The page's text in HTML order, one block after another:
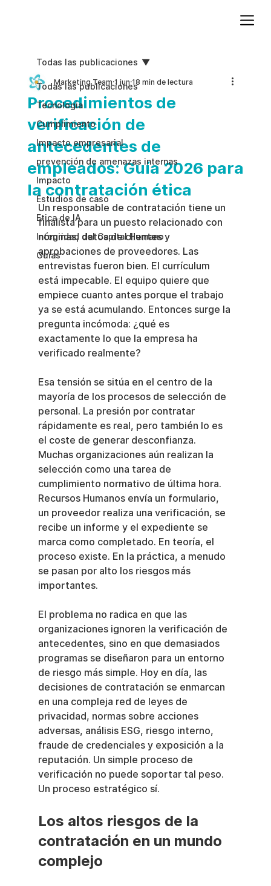
Todas las publicaciones
Tecnologia
Cumplimiento
Impacto empresarial
prevención de amenazas internas
Impacto
Estudios de caso
Etica de IA
Integridad del Capital Humano
Guias
Todas las publicaciones
Procedimientos de
verificación de
antecedentes de
empleados: Guía 2026 para
la contratación ética
Marketing Team 1 jun 18 min de lectura
Un responsable de contratación tiene un
finalista para un puesto relacionado con
nóminas, datos de clientes y
aprobaciones de proveedores. Las
entrevistas fueron bien. El currículum
está impecable. El equipo quiere que
empiece cuanto antes porque el trabajo
ya se está acumulando. Entonces surge la
pregunta incómoda: ¿qué es
exactamente lo que la empresa ha
verificado realmente?
Esa tensión se sitúa en el centro de la
mayoría de los procesos de selección de
personal. La presión por contratar
rápidamente es real, pero también lo es
el coste de generar desconfianza.
Muchas organizaciones aún realizan la
selección como una tarea de
cumplimiento normativo de última hora.
Recursos Humanos envía un formulario,
un proveedor realiza una verificación, se
recibe un informe y el expediente se
marca como completado. En teoría, el
proceso existe. En la práctica, a menudo
se pasan por alto los riesgos más
importantes.
El problema no radica en que las
organizaciones ignoren la verificación de
antecedentes, sino en que demasiados
programas se diseñaron para un entorno
de riesgo más simple. Hoy en día, las
decisiones de contratación se enmarcan
en una compleja red de leyes de
privacidad, normas sobre acciones
adversas, análisis ESG, riesgo interno,
fraude de credenciales y exposición a la
reputación. Un simple proceso de
verificación no puede soportar tal peso.
Un proceso estratégico sí.
Los altos riesgos de la
contratación en un mundo
complejo